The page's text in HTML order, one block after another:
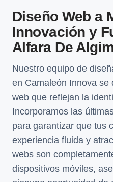
Diseño Web a
Innovación y
Alfara De
Nuestro equipo de
en Camaleón Innova se
web que reflejan la
Incorporamos las
para garantizar que tus
experiencia fluida y
webs son
dispositivos móviles,